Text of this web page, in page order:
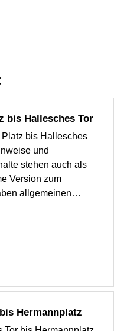
bis Hallesches Tor
Platz bis Hallesches
und
stehen auch als
Version zum
allgemeinen…
Hermannplatz